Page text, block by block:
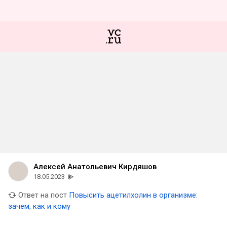
Алексей Анатольевич Кирдяшов
18.05.2023
Ответ на пост Повысить ацетилхолин в организме:
зачем, как и кому